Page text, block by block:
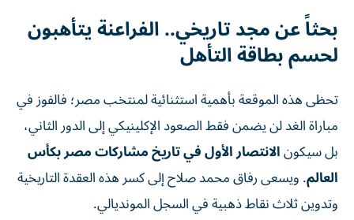
بحثاً عن مجد تاريخي.. الفراعنة يتأهبون
لحسم بطاقة التأهل
تحظى هذه الموقعة بأهمية استثنائية لمنتخب مصر؛ فالفوز في
مباراة الغد لن يضمن فقط الصعود الإكلينيكي إلى الدور الثاني،
بل سيكونالانتصار الأول في تاريخ مشاركات مصر بكأس
العالم. ويسعى رفاق محمد صلاح إلى كسر هذه العقدة التاريخية
وتدوين ثلاث نقاط ذهبية في السجل المونديالي.